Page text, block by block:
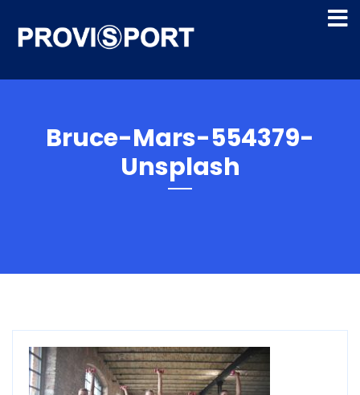
Bruce-Mars-554379-
Unsplash